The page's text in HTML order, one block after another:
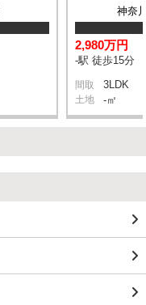
神奈
2,980万円
-駅 徒歩15分
間取 3LDK
土地 -㎡